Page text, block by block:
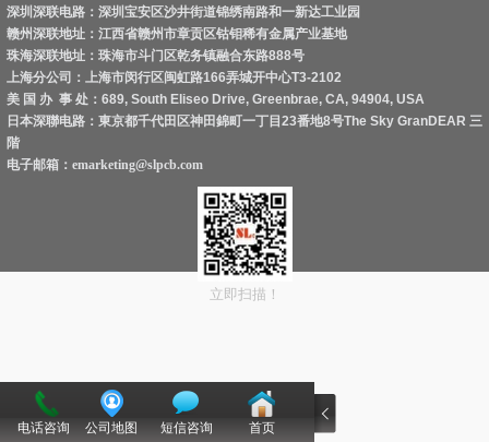
深圳深联电路：深圳宝安区沙井街道锦绣南路和一新达工业园
赣州深联地址：江西省赣州市章贡区钴钼稀有金属产业基地
珠海深联地址：珠海市斗门区乾务镇融合东路888号
上海分公司：上海市闵行区闽虹路166弄城开中心T3-2102
美 国 办 事 处：689, South Eliseo Drive, Greenbrae, CA, 94904, USA
日本深聯电路：東京都千代田区神田錦町一丁目23番地8号The Sky GranDEAR 三
階
电子邮箱： emarketing@slpcb.com
立即扫描！
电话咨询 公司地图 短信咨询 首页